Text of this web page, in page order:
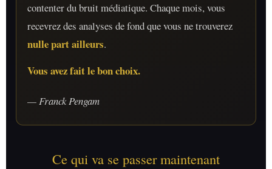
contenter du bruit médiatique. Chaque mois, vous
recevrez des analyses de fond que vous ne trouverez
nulle part ailleurs.
Vous avez fait le bon choix.
— Franck Pengam
Ce qui va se passer maintenant